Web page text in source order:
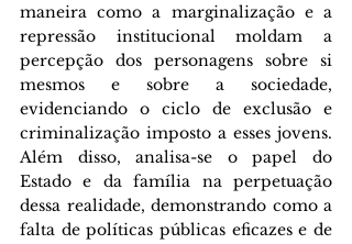
maneira como a marginalização e a
repressão institucional moldam a
percepção dos personagens sobre si
mesmos e sobre a sociedade,
evidenciando o ciclo de exclusão e
criminalização imposto a esses jovens.
Além disso, analisa-se o papel do
Estado e da família na perpetuação
dessa realidade, demonstrando como a
falta de políticas públicas eficazes e de